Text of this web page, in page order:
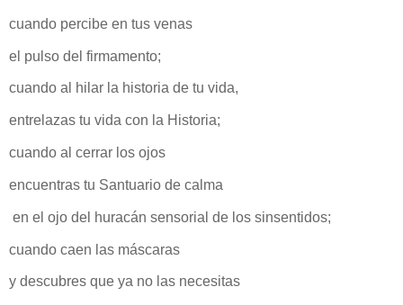
cuando percibe en tus venas
el pulso del firmamento;
cuando al hilar la historia de tu vida,
entrelazas tu vida con la Historia;
cuando al cerrar los ojos
encuentras tu Santuario de calma
en el ojo del huracán sensorial de los sinsentidos;
cuando caen las máscaras
y descubres que ya no las necesitas